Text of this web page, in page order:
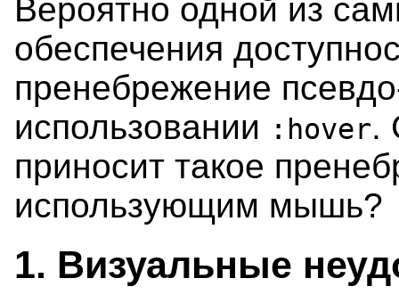
Вероятно одной из
обеспечения
пренебрежение
использовании :hover.
приносит такое
использующим мышь?
1. Визуальные